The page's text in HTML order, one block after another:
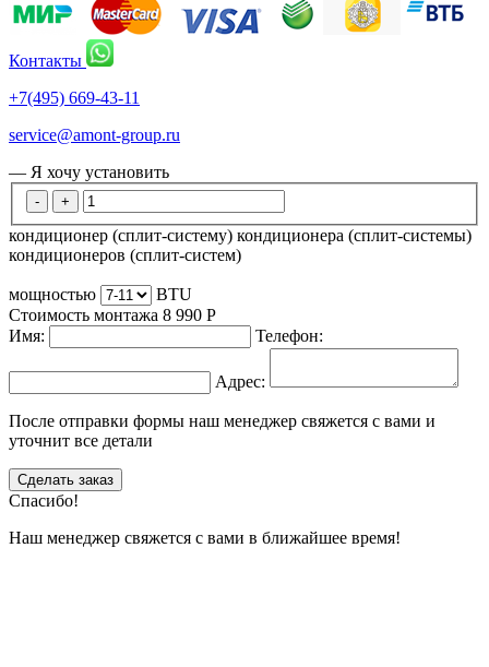
Контакты
+7(495) 669-43-11
service@amont-group.ru
— Я хочу установить
- +
кондиционер (сплит-систему) кондиционера (сплит-системы)
кондиционеров (сплит-систем)
мощностью
BTU
Стоимость монтажа 8 990 Р
Имя:
Телефон:
Адрес:
После отправки формы наш менеджер свяжется с вами и
уточнит все детали
Сделать заказ
Спасибо!
Наш менеджер свяжется с вами в ближайшее время!